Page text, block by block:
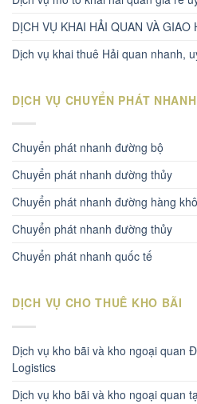
DỊCH VỤ KHAI HẢI QUAN VÀ GIAO
Dịch vụ khai thuê Hải quan nhanh,
DỊCH VỤ CHUYỂN PHÁT NHANH
Chuyển phát nhanh đường bộ
Chuyển phát nhanh dường thủy
Chuyển phát nhanh đường hàng
Chuyển phát nhanh đường thủy
Chuyển phát nhanh quốc tế
DỊCH VỤ CHO THUÊ KHO BÃI
Dịch vụ kho bãi và kho ngoại quan
Logistics
Dịch vụ kho bãi và kho ngoại quan